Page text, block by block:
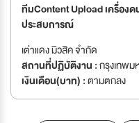
ทีมContent Upload เครื่้อง
ประสบการณ์
เต่าแดง มิวสิค จำกัด
สถานที่ปฏิบัติงาน :กรุงเทพม
เงินเดือน(บาท) :ตามตกลง